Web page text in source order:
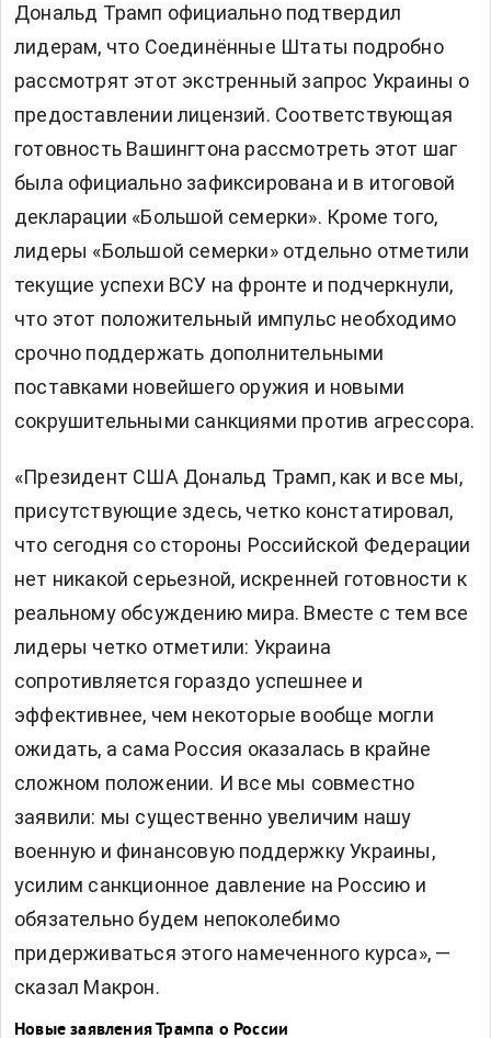
Дональд Трамп официально подтвердил
лидерам, что Соединённые Штаты подробно
рассмотрят этот экстренный запрос Украины о
предоставлении лицензий. Соответствующая
готовность Вашингтона рассмотреть этот шаг
была официально зафиксирована и в итоговой
декларации «Большой семерки». Кроме того,
лидеры «Большой семерки» отдельно отметили
текущие успехи ВСУ на фронте и подчеркнули,
что этот положительный импульс необходимо
срочно поддержать дополнительными
поставками новейшего оружия и новыми
сокрушительными санкциями против агрессора.
«Президент США Дональд Трамп, как и все мы,
присутствующие здесь, четко констатировал,
что сегодня со стороны Российской Федерации
нет никакой серьезной, искренней готовности к
реальному обсуждению мира. Вместе с тем все
лидеры четко отметили: Украина
сопротивляется гораздо успешнее и
эффективнее, чем некоторые вообще могли
ожидать, а сама Россия оказалась в крайне
сложном положении. И все мы совместно
заявили: мы существенно увеличим нашу
военную и финансовую поддержку Украины,
усилим санкционное давление на Россию и
обязательно будем непоколебимо
придерживаться этого намеченного курса», —
сказал Макрон.
Новые заявления Трампа о России